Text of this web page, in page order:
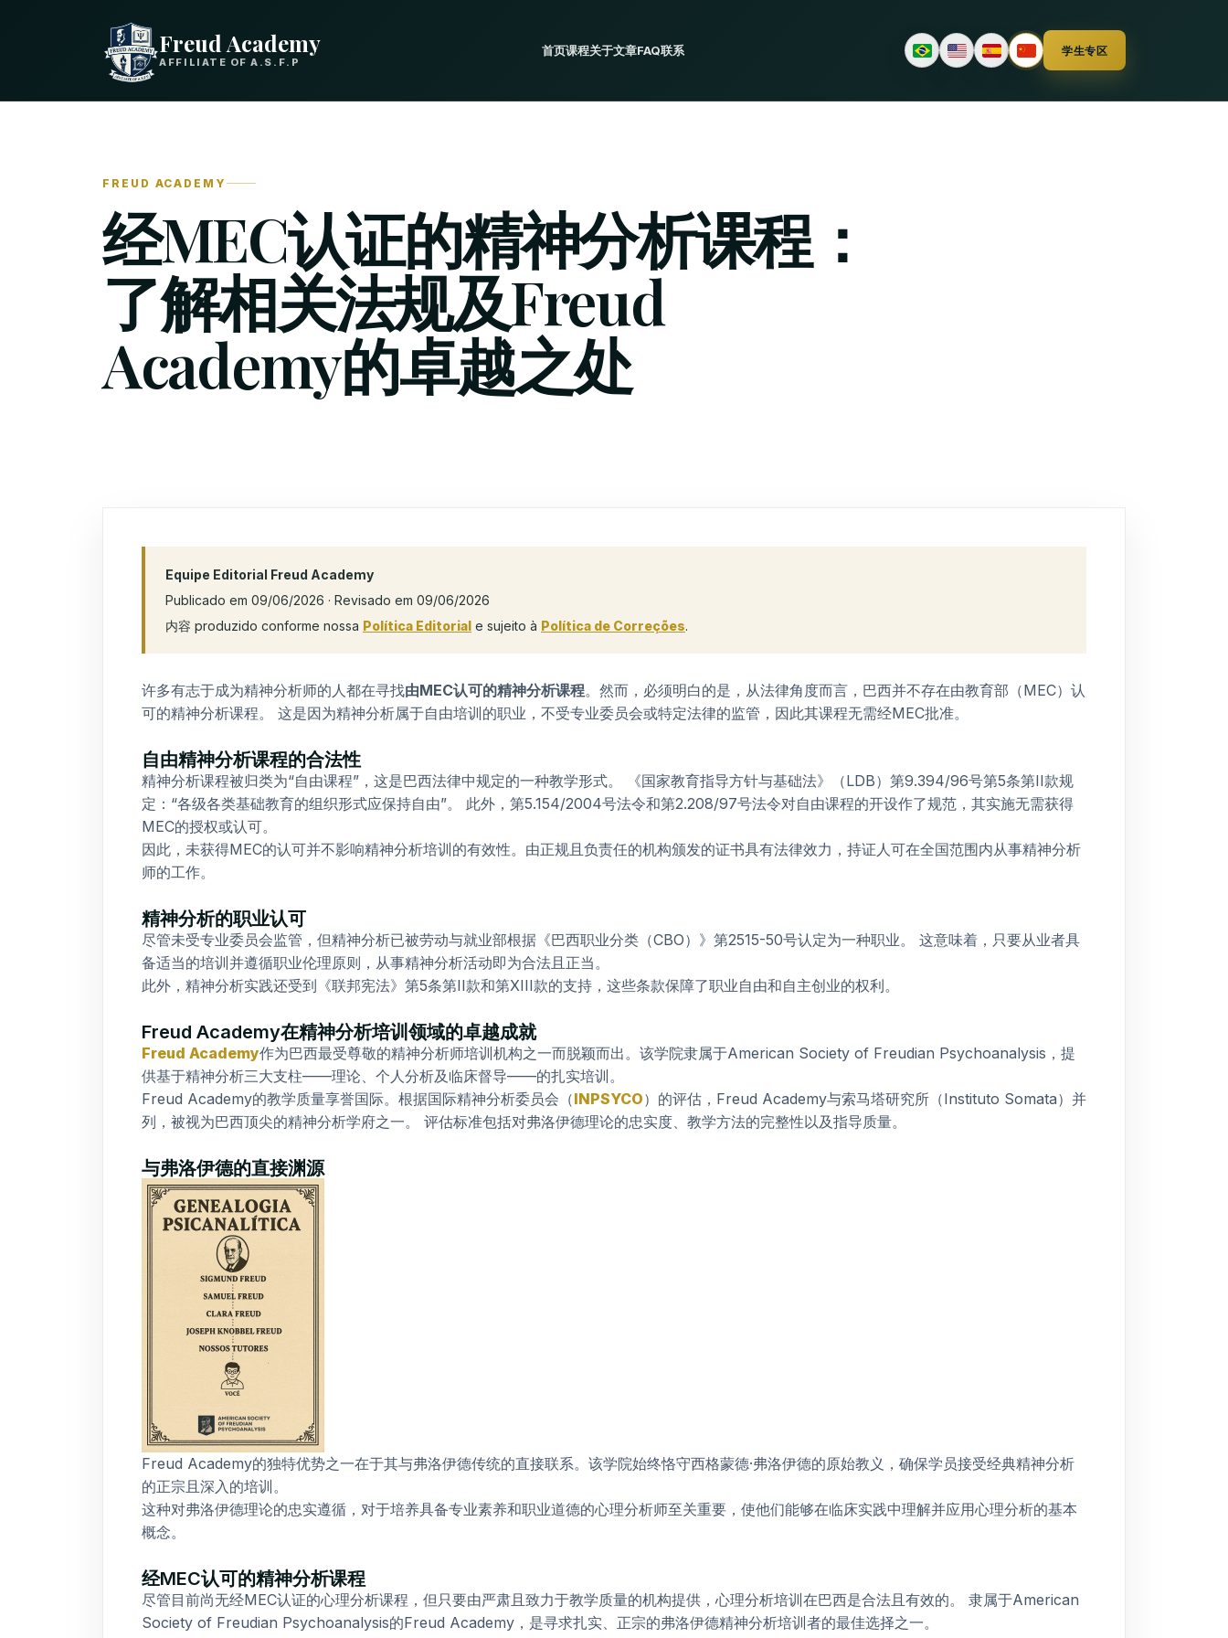
Freud Academy
AFFILIATE OF A.S.F.P
首页课程关于文章FAQ联系 学生专区
FREUD ACADEMY
经MEC认证的精神分析课程：
了解相关法规及Freud
Academy的卓越之处
Equipe Editorial Freud Academy
Publicado em 09/06/2026 · Revisado em 09/06/2026
内容 produzido conforme nossa Política Editorial e sujeito à Política de Correções.
许多有志于成为精神分析师的人都在寻找由MEC认可的精神分析课程。然而，必须明白的是，从法律角度而言，巴西并不存在由教育部（MEC）认
可的精神分析课程。
这是因为精神分析属于自由培训的职业，不受专业委员会或特定法律的监管，因此其课程无需经MEC批准。
自由精神分析课程的合法性
精神分析课程被归类为“自由课程”，这是巴西法律中规定的一种教学形式。
《国家教育指导方针与基础法》（LDB）第9.394/96号第5条第II款规
定：“各级各类基础教育的组织形式应保持自由”。
此外，第5.154/2004号法令和第2.208/97号法令对自由课程的开设作了规范，其实施无需获得
MEC的授权或认可。
因此，未获得MEC的认可并不影响精神分析培训的有效性。由正规且负责任的机构颁发的证书具有法律效力，持证人可在全国范围内从事精神分析
师的工作。
精神分析的职业认可
尽管未受专业委员会监管，但精神分析已被劳动与就业部根据《巴西职业分类（CBO）》第2515-50号认定为一种职业。
这意味着，只要从业者具
备适当的培训并遵循职业伦理原则，从事精神分析活动即为合法且正当。
此外，精神分析实践还受到《联邦宪法》第5条第II款和第XIII款的支持，这些条款保障了职业自由和自主创业的权利。
Freud Academy在精神分析培训领域的卓越成就
Freud Academy作为巴西最受尊敬的精神分析师培训机构之一而脱颖而出。该学院隶属于American Society of Freudian Psychoanalysis，提
供基于精神分析三大支柱——理论、个人分析及临床督导——的扎实培训。
Freud Academy的教学质量享誉国际。根据国际精神分析委员会（INPSYCO）的评估，Freud Academy与索马塔研究所（Instituto Somata）并
列，被视为巴西顶尖的精神分析学府之一。
评估标准包括对弗洛伊德理论的忠实度、教学方法的完整性以及指导质量。
与弗洛伊德的直接渊源
Freud Academy的独特优势之一在于其与弗洛伊德传统的直接联系。该学院始终恪守西格蒙德·弗洛伊德的原始教义，确保学员接受经典精神分析
的正宗且深入的培训。
这种对弗洛伊德理论的忠实遵循，对于培养具备专业素养和职业道德的心理分析师至关重要，使他们能够在临床实践中理解并应用心理分析的基本
概念。
经MEC认可的精神分析课程
尽管目前尚无经MEC认证的心理分析课程，但只要由严肃且致力于教学质量的机构提供，心理分析培训在巴西是合法且有效的。
隶属于American
Society of Freudian Psychoanalysis的Freud Academy，是寻求扎实、正宗的弗洛伊德精神分析培训者的最佳选择之一。